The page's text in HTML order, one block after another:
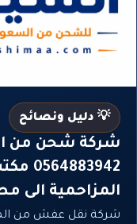
💡 دليل ونصائح
شركة شحن من
المزاحمية الى
شركة نقل عفش من